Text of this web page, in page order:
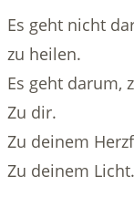
Es geht nicht
zu heilen.
Es geht darum,
Zu dir.
Zu deinem
Zu deinem Licht.